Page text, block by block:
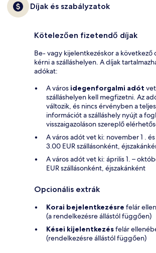
Díjak és szabályzatok
Kötelezően fizetendő díjak
Be- vagy kijelentkezéskor a
kérni a szálláshelyen. A díjak
adókat:
A városidegenforgalmi adót
szálláshelyen kell megfizetni. Az
változik, és nincs érvényben a
információt a szálláshely nyújt a
visszaigazoláson szereplő
A város adót vet ki: november 1 .
3.00 EUR szállásonként,
A város adót vet ki: április 1. –
EUR szállásonként, éjszakánként
Opcionális extrák
Korai bejelentkezésre felár
(a rendelkezésre állástól függően)
Kései kijelentkezésfelár
(rendelkezésre állástól függően)